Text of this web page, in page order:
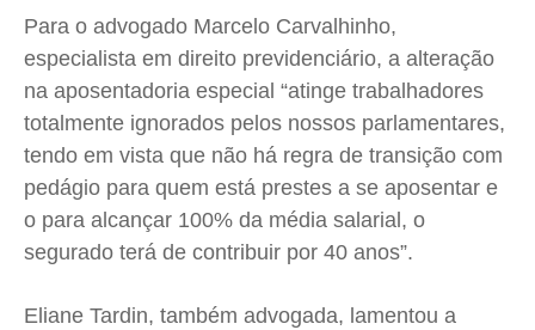
Para o advogado Marcelo Carvalhinho,
especialista em direito previdenciário, a alteração
na aposentadoria especial “atinge trabalhadores
totalmente ignorados pelos nossos parlamentares,
tendo em vista que não há regra de transição com
pedágio para quem está prestes a se aposentar e
o para alcançar 100% da média salarial, o
segurado terá de contribuir por 40 anos”.
Eliane Tardin, também advogada, lamentou a